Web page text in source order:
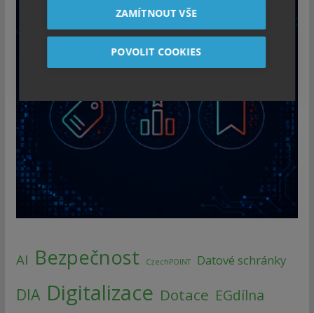
AI Bezpečnost CzechPOINT Datové schránky
DIA Digitalizace Dotace EGdílna
ZAMÍTNOUT VŠE
POVOLIT COOKIES